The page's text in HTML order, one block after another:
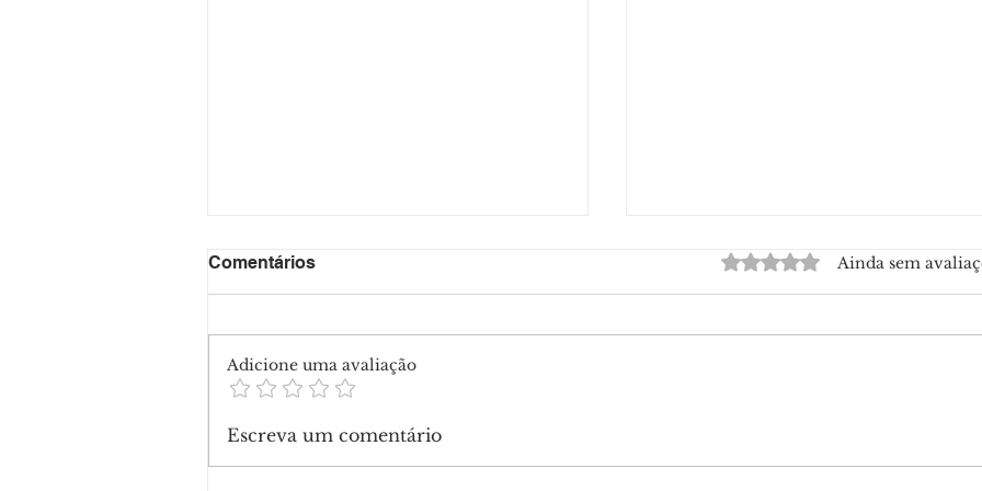
Últimos dias para se inscrever em
Ieptec convoca aprovadas para
Comentários Avaliado com 0 de 5 estrelas.
Ainda sem
Adicione uma avaliação
Escreva um comentário